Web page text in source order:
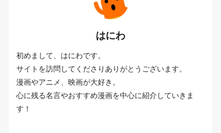
はにわ
初めまして、はにわです。
サイトを訪問してくださりありがとうございます。
漫画やアニメ、映画が大好き。
心に残る名言やおすすめ漫画を中心に紹介していきま
す！